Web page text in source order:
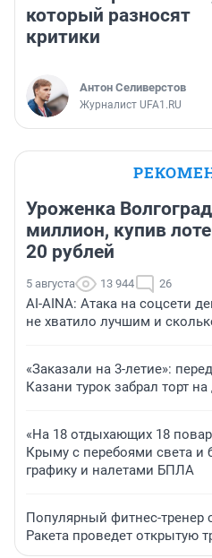
который разносят
критики
Антон Селиверстов
Журналист UFA1.RU
Уроженка
миллион, купив
20 рублей
5 августа 13 944 26
AI-AINA: Атака на соцсети
не хватило лучшим и
«Заказали на 3-летие»:
Казани турок забрал торт
«На 18 отдыхающих 18
Крыму с перебоями света и
графику и налетами БПЛА
Популярный фитнес-
Ракета проведет открытую